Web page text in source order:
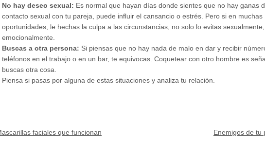
No hay deseo sexual: Es normal que hayan días donde sientes que no hay ganas
contacto sexual con tu pareja, puede influir el cansancio o estrés. Pero si en muchas
oportunidades, le hechas la culpa a las circunstancias, no solo lo evitas
emocionalmente.
Buscas a otra persona: Si piensas que no hay nada de malo en dar y recibir
teléfonos en el trabajo o en un bar, te equivocas. Coquetear con otro hombre es
buscas otra cosa.
Piensa si pasas por alguna de estas situaciones y analiza tu relación.
navigationfaciales que funcionan Enemigos de tu